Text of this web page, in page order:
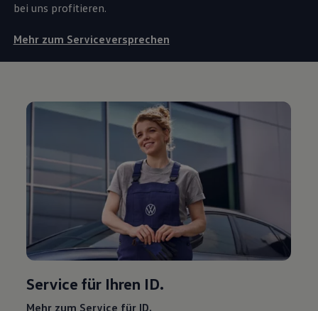
bei uns profitieren.
Mehr zum Serviceversprechen
Service für Ihren ID.
Mehr zum Service für ID.